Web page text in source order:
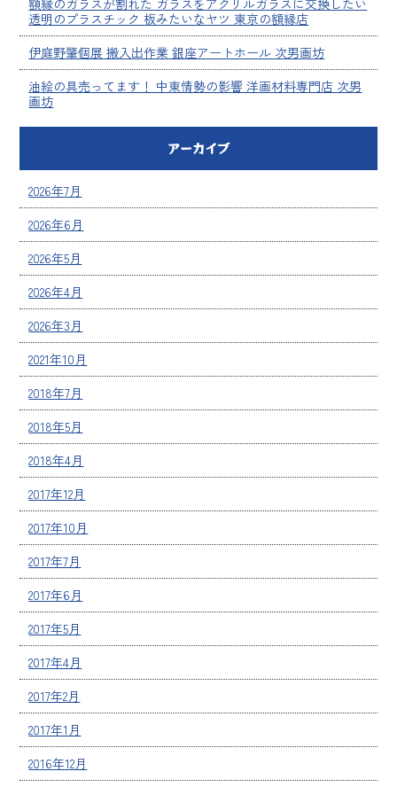
額縁のガラスが割れた ガラスをアクリルガラスに交換したい
透明のプラスチック 板みたいなヤツ 東京の額縁店
伊庭野肇個展 搬入出作業 銀座アートホール 次男画坊
油絵の具売ってます！ 中東情勢の影響 洋画材料専門店 次男
画坊
アーカイブ
2026年7月
2026年6月
2026年5月
2026年4月
2026年3月
2021年10月
2018年7月
2018年5月
2018年4月
2017年12月
2017年10月
2017年7月
2017年6月
2017年5月
2017年4月
2017年2月
2017年1月
2016年12月